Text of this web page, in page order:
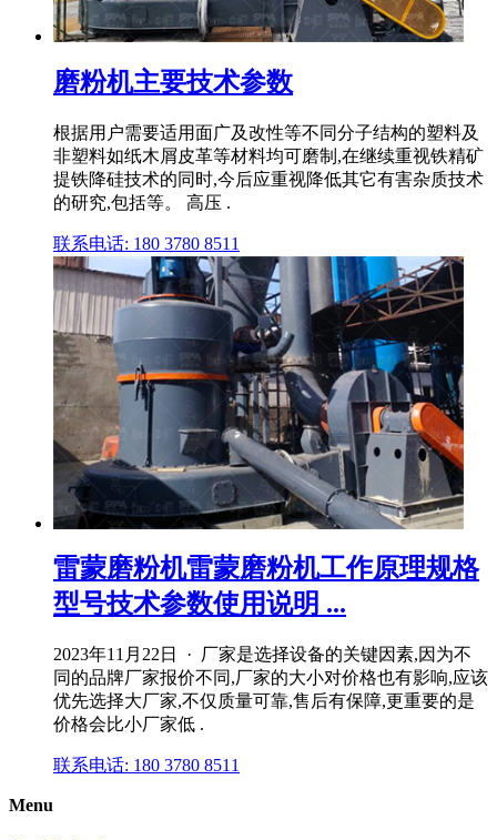
磨粉机主要技术参数
根据用户需要适用面广及改性等不同分子结构的塑料及
非塑料如纸木屑皮革等材料均可磨制,在继续重视铁精矿
提铁降硅技术的同时,今后应重视降低其它有害杂质技术
的研究,包括等。 高压 .
联系电话: 180 3780 8511
雷蒙磨粉机雷蒙磨粉机工作原理规格
型号技术参数使用说明 ...
2023年11月22日 · 厂家是选择设备的关键因素,因为不
同的品牌厂家报价不同,厂家的大小对价格也有影响,应该
优先选择大厂家,不仅质量可靠,售后有保障,更重要的是
价格会比小厂家低 .
联系电话: 180 3780 8511
Menu